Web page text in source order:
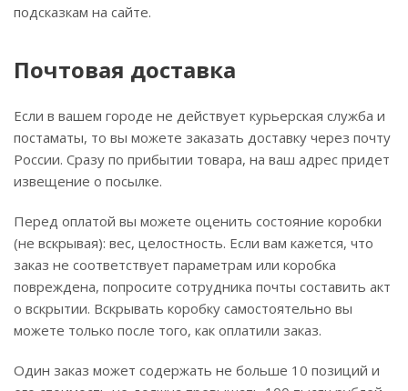
подсказкам на сайте.
Почтовая доставка
Если в вашем городе не действует курьерская служба и
постаматы, то вы можете заказать доставку через почту
России. Сразу по прибытии товара, на ваш адрес придет
извещение о посылке.
Перед оплатой вы можете оценить состояние коробки
(не вскрывая): вес, целостность. Если вам кажется, что
заказ не соответствует параметрам или коробка
повреждена, попросите сотрудника почты составить акт
о вскрытии. Вскрывать коробку самостоятельно вы
можете только после того, как оплатили заказ.
Один заказ может содержать не больше 10 позиций и